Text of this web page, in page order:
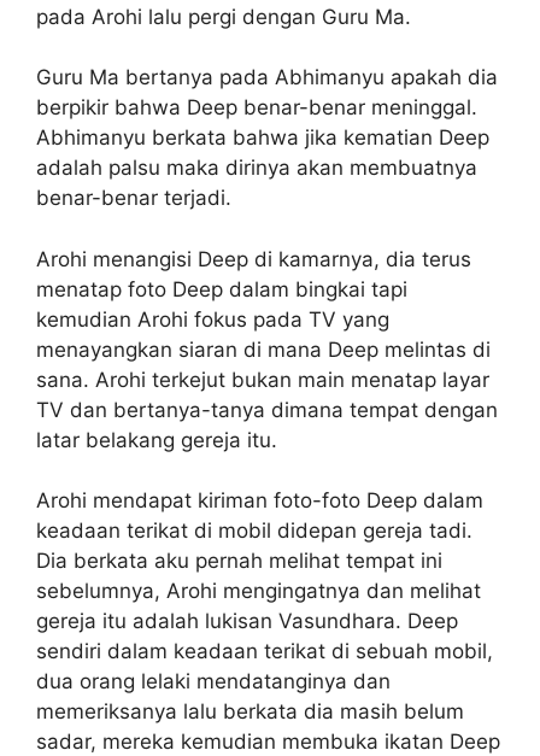
pada Arohi lalu pergi dengan Guru Ma.
Guru Ma bertanya pada Abhimanyu apakah dia
berpikir bahwa Deep benar-benar meninggal.
Abhimanyu berkata bahwa jika kematian Deep
adalah palsu maka dirinya akan membuatnya
benar-benar terjadi.
Arohi menangisi Deep di kamarnya, dia terus
menatap foto Deep dalam bingkai tapi
kemudian Arohi fokus pada TV yang
menayangkan siaran di mana Deep melintas di
sana. Arohi terkejut bukan main menatap layar
TV dan bertanya-tanya dimana tempat dengan
latar belakang gereja itu.
Arohi mendapat kiriman foto-foto Deep dalam
keadaan terikat di mobil didepan gereja tadi.
Dia berkata aku pernah melihat tempat ini
sebelumnya, Arohi mengingatnya dan melihat
gereja itu adalah lukisan Vasundhara. Deep
sendiri dalam keadaan terikat di sebuah mobil,
dua orang lelaki mendatanginya dan
memeriksanya lalu berkata dia masih belum
sadar, mereka kemudian membuka ikatan Deep